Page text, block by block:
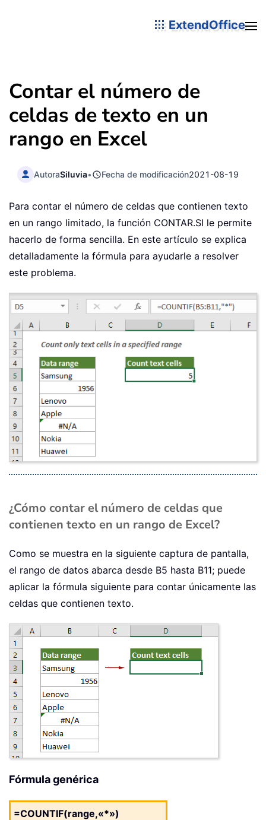
ExtendOffice
Contar el número de
celdas de texto en un
rango en Excel
AutoraSiluvia• Fecha de modificación2021-08-19
Para contar el número de celdas que contienen texto
en un rango limitado, la función CONTAR.SI le permite
hacerlo de forma sencilla. En este artículo se explica
detalladamente la fórmula para ayudarle a resolver
este problema.
¿Cómo contar el número de celdas que
contienen texto en un rango de Excel?
Como se muestra en la siguiente captura de pantalla,
el rango de datos abarca desde B5 hasta B11; puede
aplicar la fórmula siguiente para contar únicamente las
celdas que contienen texto.
Fórmula genérica
=COUNTIF(range,«*»)